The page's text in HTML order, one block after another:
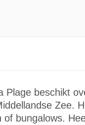
Plage beschikt
Zee.
bungalows.